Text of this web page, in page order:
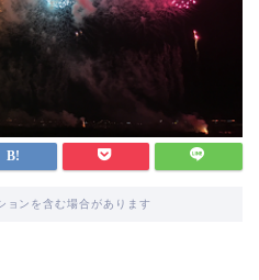
ョンを含む場合があります